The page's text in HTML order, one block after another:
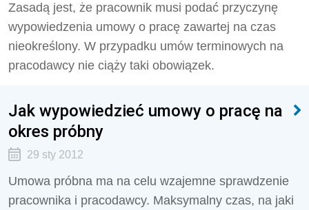
Zasadą jest, że pracownik musi podać przyczynę
wypowiedzenia umowy o pracę zawartej na czas
nieokreślony. W przypadku umów terminowych na
pracodawcy nie ciąży taki obowiązek.
Jak wypowiedzieć umowy o pracę na
okres próbny
29 sty 2012
Umowa próbna ma na celu wzajemne sprawdzenie
pracownika i pracodawcy. Maksymalny czas, na jaki